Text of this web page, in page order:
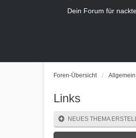
Dein Forum für
Foren-Übersicht Allgemein
Links
NEUES THEMA